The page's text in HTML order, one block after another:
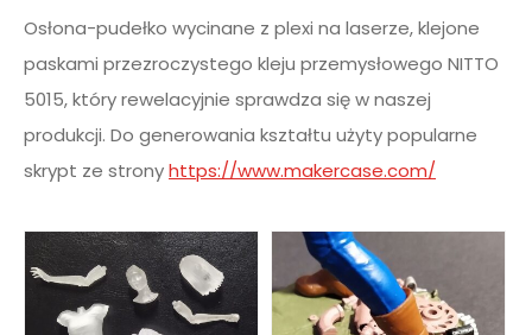
Osłona-pudełko wycinane z plexi na laserze, klejone
paskami przezroczystego kleju przemysłowego NITTO
5015, który rewelacyjnie sprawdza się w naszej
produkcji. Do generowania kształtu użyty popularne
skrypt ze stronyhttps://www.makercase.com/